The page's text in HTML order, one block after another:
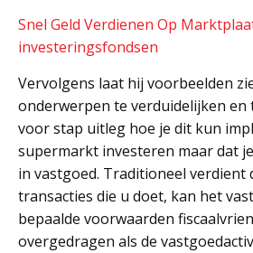
Snel Geld Verdienen Op
investeringsfondsen
Vervolgens laat hij voorbeelden
onderwerpen te verduidelijken
voor stap uitleg hoe je dit kun
supermarkt investeren maar dat
in vastgoed. Traditioneel verdient
transacties die u doet, kan het
bepaalde voorwaarden
overgedragen als de